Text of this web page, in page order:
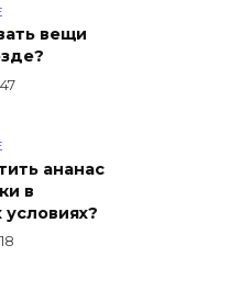
вещи
ананас
в